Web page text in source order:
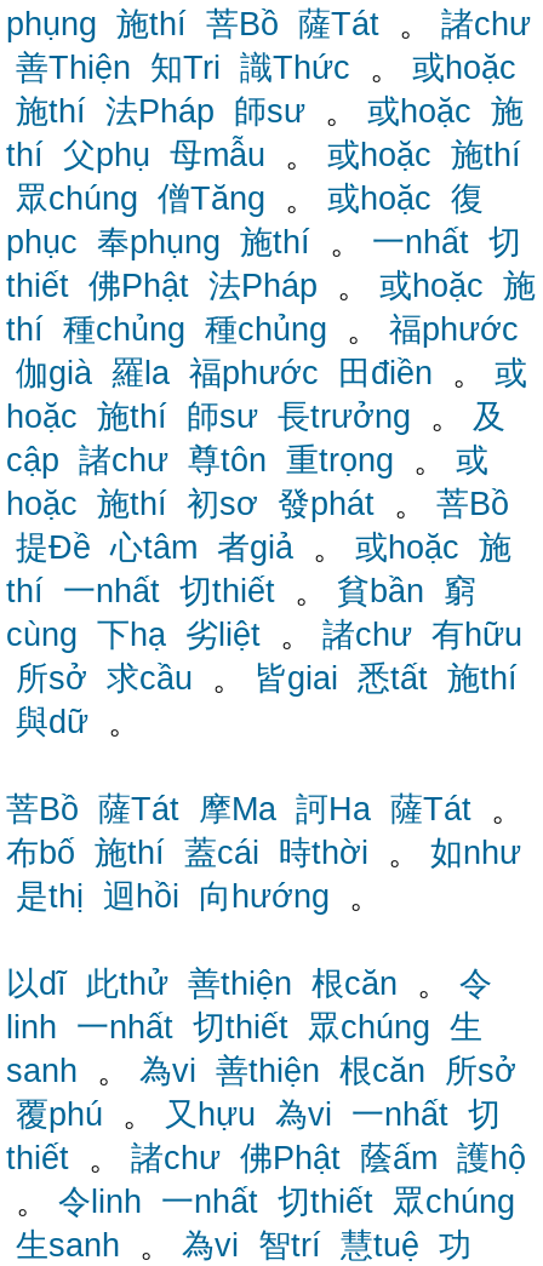
phụng 施thí 菩Bồ 薩Tát 。 諸chư
善Thiện 知Tri 識Thức 。 或hoặc
施thí 法Pháp 師sư 。 或hoặc 施
thí 父phụ 母mẫu 。 或hoặc 施thí
眾chúng 僧Tăng 。 或hoặc 復
phục 奉phụng 施thí 。 一nhất 切
thiết 佛Phật 法Pháp 。 或hoặc 施
thí 種chủng 種chủng 。 福phước
伽già 羅la 福phước 田điền 。 或
hoặc 施thí 師sư 長trưởng 。 及
cập 諸chư 尊tôn 重trọng 。 或
hoặc 施thí 初sơ 發phát 。 菩Bồ
提Đề 心tâm 者giả 。 或hoặc 施
thí 一nhất 切thiết 。 貧bần 窮
cùng 下hạ 劣liệt 。 諸chư 有hữu
所sở 求cầu 。 皆giai 悉tất 施thí
與dữ 。
菩Bồ 薩Tát 摩Ma 訶Ha 薩Tát 。
布bố 施thí 蓋cái 時thời 。 如như
是thị 迴hồi 向hướng 。
以dĩ 此thử 善thiện 根căn 。 令
linh 一nhất 切thiết 眾chúng 生
sanh 。 為vi 善thiện 根căn
所sở
覆phú 。 又hựu 為vi 一nhất 切
thiết 。 諸chư 佛Phật 蔭ấm 護hộ
。 令linh 一nhất 切thiết 眾chúng
生sanh 。 為vi 智trí 慧tuệ 功